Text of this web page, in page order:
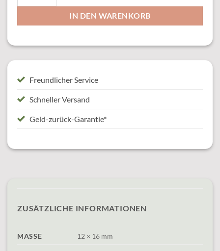
IN DEN WARENKORB
Freundlicher Service
Schneller Versand
Geld-zurück-Garantie*
ZUSÄTZLICHE INFORMATIONEN
MASSE 12 × 16 mm